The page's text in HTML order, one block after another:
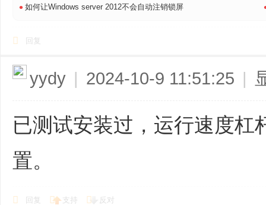
• 如何让Windows server 2012不会自动注销锁屏
回复
yydy | 2024-10-9 11:51:25 |
已测试安装过，运行速度杠
置。
回复 支持 反对